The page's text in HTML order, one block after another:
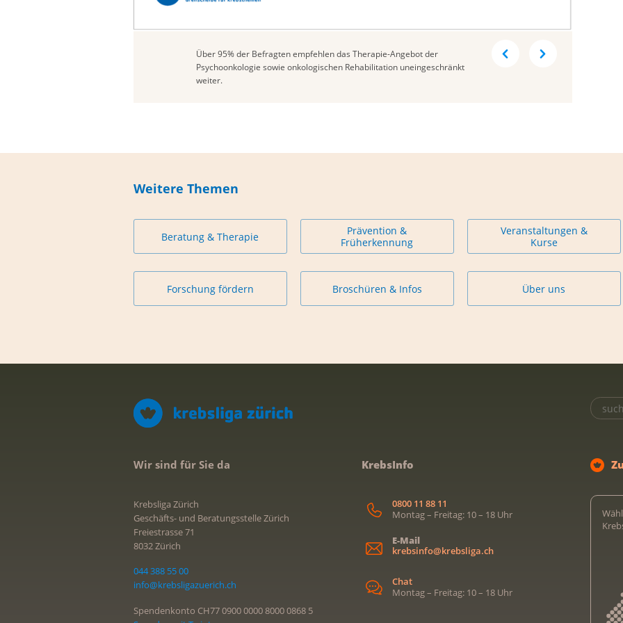
Über 95% der Befragten empfehlen das Therapie-Angebot der
Psychoonkologie sowie onkologischen Rehabilitation uneingeschränkt
weiter.
Weitere Themen
Beratung & Therapie
Prävention &
Früherkennung
Veranstaltungen &
Kurse
Forschung fördern Broschüren & Infos Über uns
Wir sind für Sie da
Krebsliga Zürich
Geschäfts- und Beratungsstelle Zürich
Freiestrasse 71
8032 Zürich
044 388 55 00
info@krebsligazuerich.ch
Spendenkonto CH77 0900 0000 8000 0868 5
KrebsInfo
0800 11 88 11
Montag – Freitag: 10 – 18 Uhr
E-Mail
krebsinfo@krebsliga.ch
Chat
Montag – Freitag: 10 – 18 Uhr